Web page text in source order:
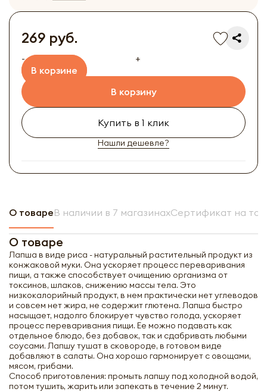
269 руб.
-
+
В корзине
В корзину
Купить в 1 клик
Нашли дешевле?
О товареВ наличии в 7 магазинахСертификат на
О товаре
Лапша в виде риса - натуральный растительный продукт из
конжаковой муки. Она ускоряет процесс переваривания
пищи, а также способствует очищению организма от
токсинов, шлаков, снижению массы тела. Это
низкокалорийный продукт, в нем практически нет углеводов
и совсем нет жира, не содержит глютена. Лапша быстро
насыщает, надолго блокирует чувство голода, ускоряет
процесс переваривания пищи. Ее можно подавать как
отдельное блюдо, без добавок, так и сдабривать любыми
соусами. Лапшу тушат в сковороде, в готовом виде
добавляют в салаты. Она хорошо гармонирует с овощами,
мясом, грибами.
Способ приготовления: промыть лапшу под холодной водой,
потом тушить, жарить или запекать в течение 2 минут.